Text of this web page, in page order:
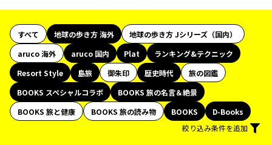
すべて 地球の歩き方 海外
地球の歩き方 Jシリーズ（国内）
aruco 海外
aruco 国内 Plat
ランキング&テクニック
Resort Style
島旅 御朱印 歴史時代
旅の図鑑
BOOKS スペシャルコラボ
BOOKS 旅の名言＆絶景
BOOKS 旅と健康
BOOKS 旅の読み物 BOOKS
D-Books
絞り込み条件を追加